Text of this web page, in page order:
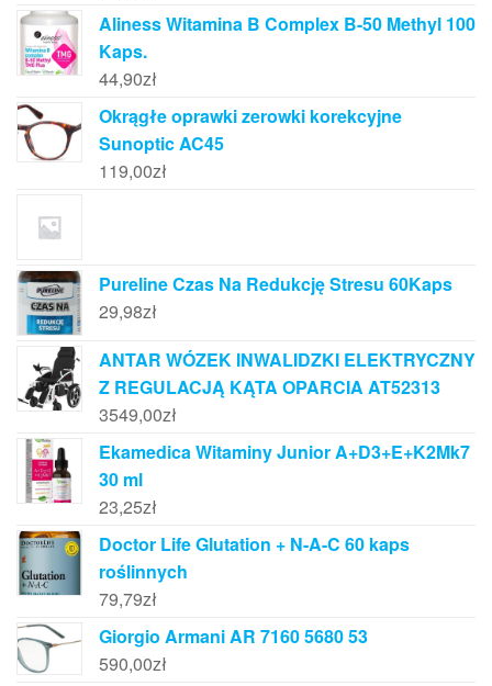
Aliness Witamina B Complex B-50 Methyl 100
Kaps.
44,90zł
Okrągłe oprawki zerowki korekcyjne
Sunoptic AC45
119,00zł
Pureline Czas Na Redukcję Stresu 60Kaps
29,98zł
ANTAR WÓZEK INWALIDZKI ELEKTRYCZNY
Z REGULACJĄ KĄTA OPARCIA AT52313
3549,00zł
Ekamedica Witaminy Junior A+D3+E+K2Mk7
30 ml
23,25zł
Doctor Life Glutation + N-A-C 60 kaps
roślinnych
79,79zł
Giorgio Armani AR 7160 5680 53
590,00zł